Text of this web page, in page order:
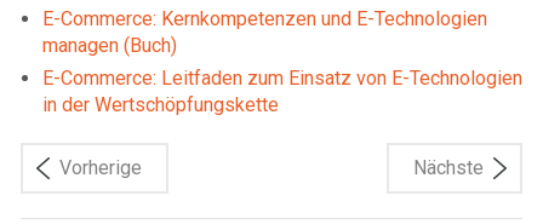
E-Commerce: Kernkompetenzen und E-Technologien
managen (Buch)
E-Commerce: Leitfaden zum Einsatz von E-Technologien
in der Wertschöpfungskette
Vorherige Nächste